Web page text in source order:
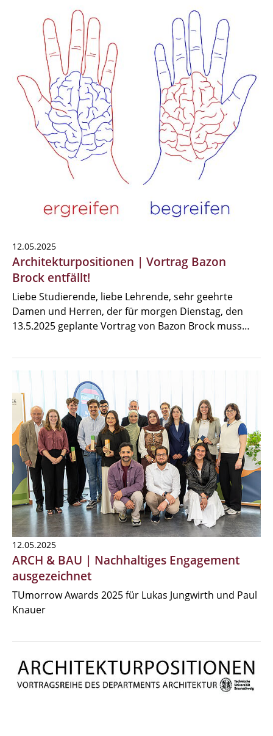
12.05.2025
Architekturpositionen | Vortrag Bazon
Brock entfällt!
Liebe Studierende, liebe Lehrende, sehr geehrte
Damen und Herren, der für morgen Dienstag, den
13.5.2025 geplante Vortrag von Bazon Brock muss…
12.05.2025
ARCH & BAU | Nachhaltiges Engagement
ausgezeichnet
TUmorrow Awards 2025 für Lukas Jungwirth und Paul
Knauer